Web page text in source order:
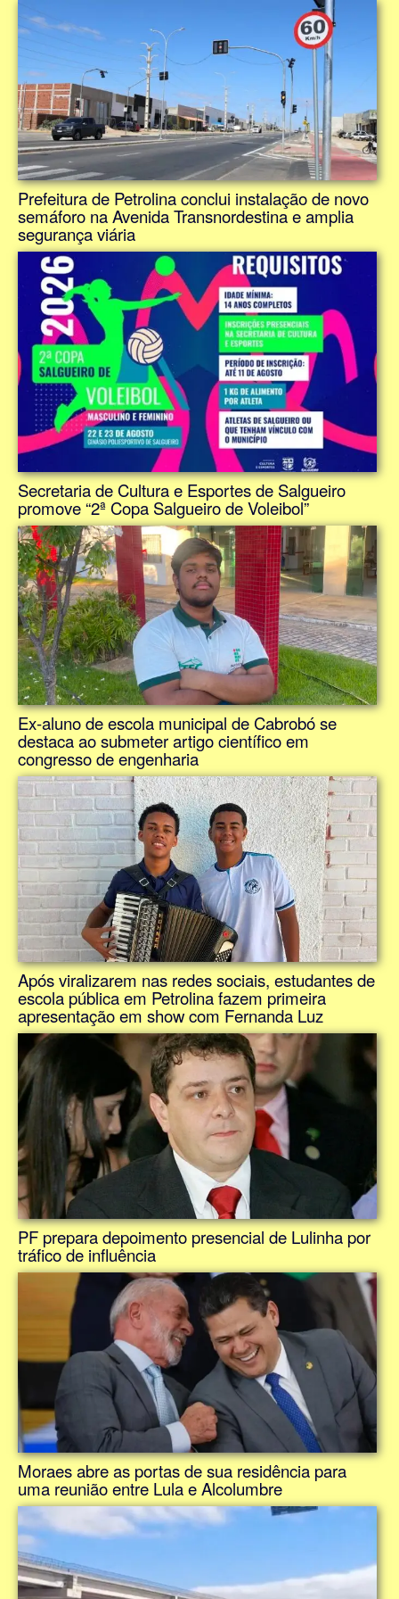
Prefeitura de Petrolina conclui instalação de novo
semáforo na Avenida Transnordestina e amplia
segurança viária
Secretaria de Cultura e Esportes de Salgueiro
promove “2ª Copa Salgueiro de Voleibol”
Ex-aluno de escola municipal de Cabrobó se
destaca ao submeter artigo científico em
congresso de engenharia
Após viralizarem nas redes sociais, estudantes de
escola pública em Petrolina fazem primeira
apresentação em show com Fernanda Luz
PF prepara depoimento presencial de Lulinha por
tráfico de influência
Moraes abre as portas de sua residência para
uma reunião entre Lula e Alcolumbre